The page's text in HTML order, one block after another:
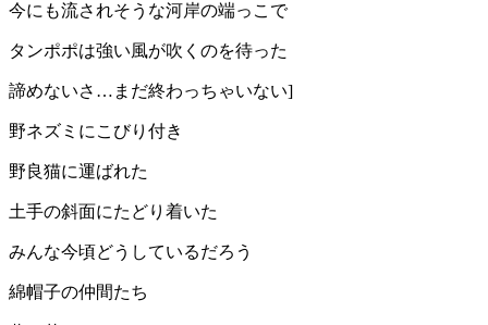
今にも流されそうな河岸の端っこで
タンポポは強い風が吹くのを待った
諦めないさ…まだ終わっちゃいない]
野ネズミにこびり付き
野良猫に運ばれた
土手の斜面にたどり着いた
みんな今頃どうしているだろう
綿帽子の仲間たち